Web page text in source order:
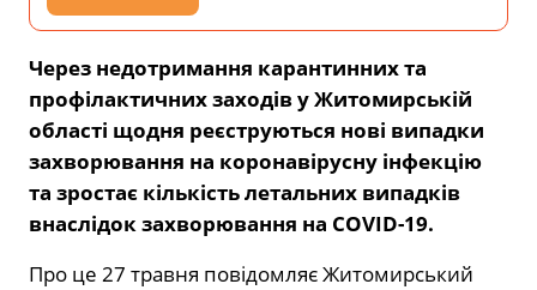
Через недотримання карантинних та
профілактичних заходів у Житомирській
області щодня реєструються нові випадки
захворювання на коронавірусну інфекцію
та зростає кількість летальних випадків
внаслідок захворювання на COVID-19.
Про це 27 травня повідомляє Житомирський